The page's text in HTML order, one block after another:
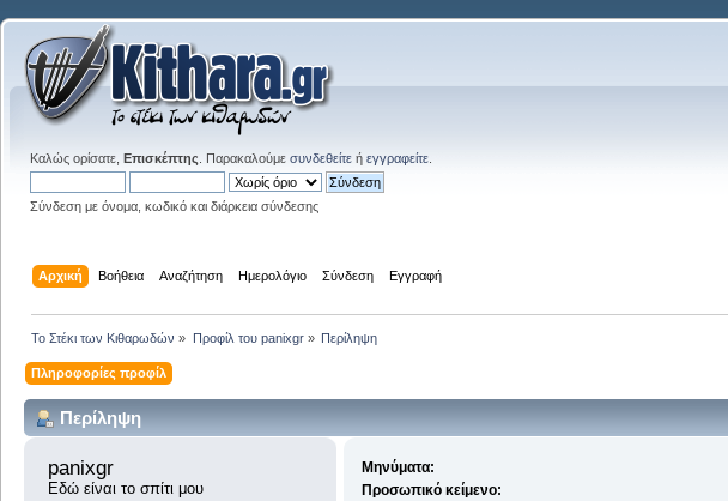
Καλώς ορίσατε, Επισκέπτης . Παρακαλούμε συνδεθείτε ή εγγραφείτε
Σύνδεση με όνομα, κωδικό και διάρκεια σύνδεσης
Αρχική Βοήθεια Αναζήτηση Ημερολόγιο Σύνδεση Εγγραφή
Το Στέκι των Κιθαρωδών » Προφίλ του panixgr» Περίληψη
Πληροφορίες προφίλ
Περίληψη
panixgr
Εδώ είναι το σπίτι μου
Μηνύματα:
Προσωπικό κείμενο: